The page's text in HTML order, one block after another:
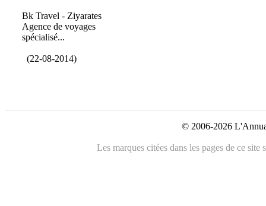
Bk Travel - Ziyarates
Agence de voyages
spécialisé...
(22-08-2014)
© 2006-2026
Les marques citées dans les pages de ce